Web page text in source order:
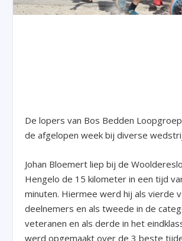
De lopers van Bos Bedden Loopgroep
de afgelopen week bij diverse
Johan Bloemert liep bij de
Hengelo de 15 kilometer in een tijd
minuten. Hiermee werd hij als vierde
deelnemers en als tweede in de
veteranen en als derde in het
werd opgemaakt over de 3 beste